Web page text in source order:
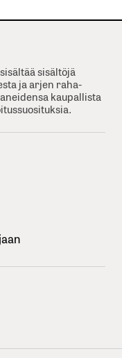
sisältöjä
ja arjen raha-
kaupallista